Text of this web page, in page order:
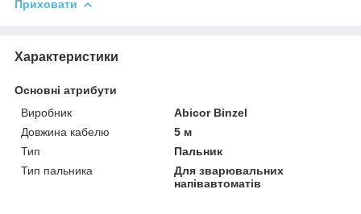
Приховати
Характеристики
Основні атрибути
Виробник
Abicor Binzel
Довжина кабелю
5 м
Тип
Пальник
Тип пальника
Для зварювальних
напівавтоматів